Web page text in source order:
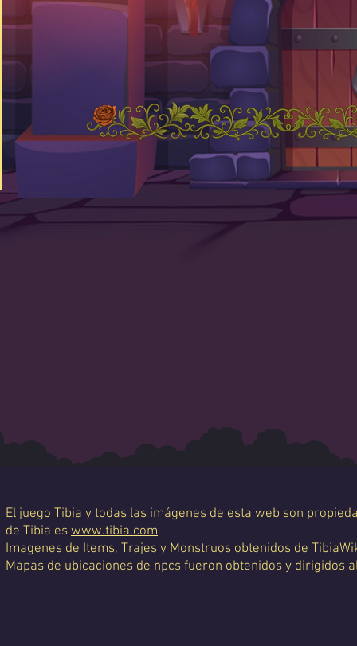
El juego Tibia y todas las imágenes de esta web son
de Tibia es www.tibia.com
Imagenes de Items, Trajes y Monstruos obtenidos de
Mapas de ubicaciones de npcs fueron obtenidos y dirigidos